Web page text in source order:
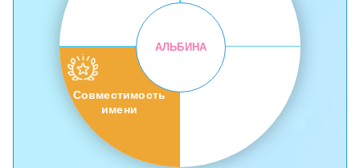
Совместимость
имени
АЛЬБИНА